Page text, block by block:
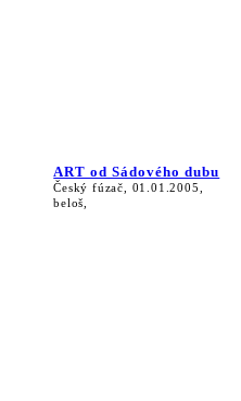
ART od Sádového dubu
Český fúzač, 01.01.2005,
beloš,